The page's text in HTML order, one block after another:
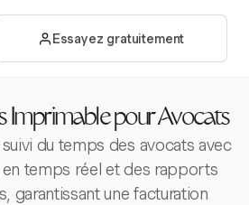
Essayez gratuitement
Imprimable pour Avocats
du temps des avocats avec
en temps réel et des rapports
garantissant une facturation